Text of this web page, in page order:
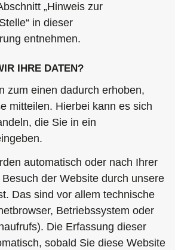
„Hinweis zur
in dieser
entnehmen.
IHRE DATEN?
zum einen dadurch erhoben,
mitteilen. Hierbei kann es sich
die Sie in ein
automatisch oder nach Ihrer
der Website durch unsere
Das sind vor allem technische
Betriebssystem oder
Die Erfassung dieser
sobald Sie diese Website